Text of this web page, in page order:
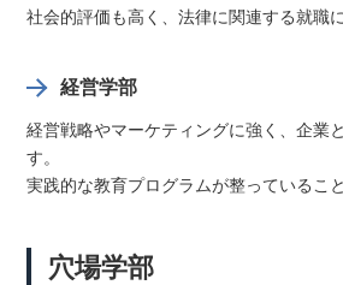
社会的評価も高く、法律に関連する就職
経営学部
経営戦略やマーケティングに強く、企業
す。
実践的な教育プログラムが整っているこ
穴場学部